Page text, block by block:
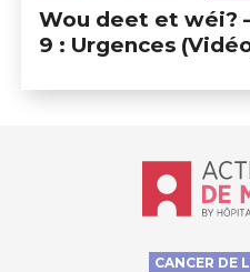
Wou deet et wéi?
9 : Urgences
Accueil -
CANCER DE